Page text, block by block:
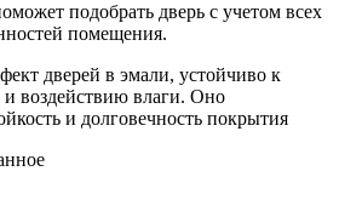
подобрать дверь с учетом всех
помещения.
дверей в эмали, устойчиво к
воздействию влаги. Оно
и долговечность покрытия